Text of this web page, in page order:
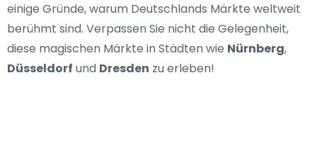
einige Gründe, warum Deutschlands Märkte weltweit
berühmt sind. Verpassen Sie nicht die Gelegenheit,
diese magischen Märkte in Städten wie Nürnberg,
Düsseldorf und Dresden zu erleben!